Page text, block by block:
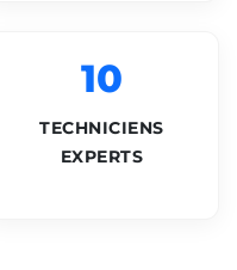
10
TECHNICIENS
EXPERTS